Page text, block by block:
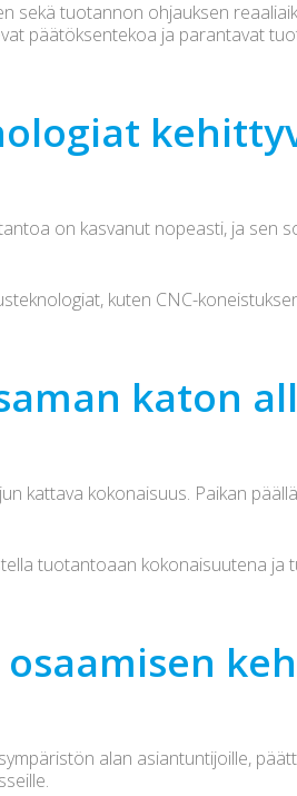
sekä tuotannon ohjauksen
päätöksentekoa ja parantavat
on kasvanut nopeasti, ja sen
kuten CNC-
katon
kattava kokonaisuus. Paikan
tuotantoaan kokonaisuutena ja
alan asiantuntijoille,